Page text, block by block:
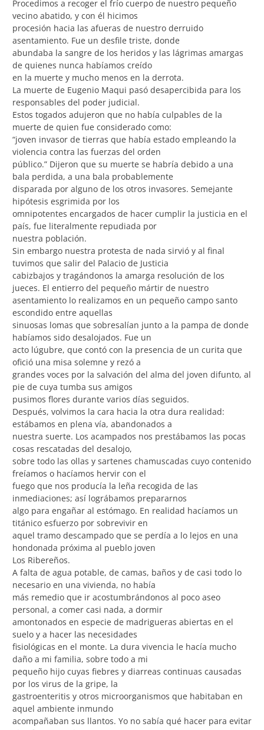
Procedimos a recoger el frío cuerpo de nuestro pequeño
vecino abatido, y con él hicimos
procesión hacia las afueras de nuestro derruido
asentamiento. Fue un desfile triste, donde
abundaba la sangre de los heridos y las lágrimas amargas
de quienes nunca habíamos creído
en la muerte y mucho menos en la derrota.
La muerte de Eugenio Maqui pasó desapercibida para los
responsables del poder judicial.
Estos togados adujeron que no había culpables de la
muerte de quien fue considerado como:
“joven invasor de tierras que había estado empleando la
violencia contra las fuerzas del orden
público.” Dijeron que su muerte se habría debido a una
bala perdida, a una bala probablemente
disparada por alguno de los otros invasores. Semejante
hipótesis esgrimida por los
omnipotentes encargados de hacer cumplir la justicia en el
país, fue literalmente repudiada por
nuestra población.
Sin embargo nuestra protesta de nada sirvió y al final
tuvimos que salir del Palacio de Justicia
cabizbajos y tragándonos la amarga resolución de los
jueces. El entierro del pequeño mártir de nuestro
asentamiento lo realizamos en un pequeño campo santo
escondido entre aquellas
sinuosas lomas que sobresalían junto a la pampa de donde
habíamos sido desalojados. Fue un
acto lúgubre, que contó con la presencia de un curita que
ofició una misa solemne y rezó a
grandes voces por la salvación del alma del joven difunto, al
pie de cuya tumba sus amigos
pusimos flores durante varios días seguidos.
Después, volvimos la cara hacia la otra dura realidad:
estábamos en plena vía, abandonados a
nuestra suerte. Los acampados nos prestábamos las pocas
cosas rescatadas del desalojo,
sobre todo las ollas y sartenes chamuscadas cuyo contenido
freíamos o hacíamos hervir con el
fuego que nos producía la leña recogida de las
inmediaciones; así lográbamos prepararnos
algo para engañar al estómago. En realidad hacíamos un
titánico esfuerzo por sobrevivir en
aquel tramo descampado que se perdía a lo lejos en una
hondonada próxima al pueblo joven
Los Ribereños.
A falta de agua potable, de camas, baños y de casi todo lo
necesario en una vivienda, no había
más remedio que ir acostumbrándonos al poco aseo
personal, a comer casi nada, a dormir
amontonados en especie de madrigueras abiertas en el
suelo y a hacer las necesidades
fisiológicas en el monte. La dura vivencia le hacía mucho
daño a mi familia, sobre todo a mi
pequeño hijo cuyas fiebres y diarreas continuas causadas
por los virus de la gripe, la
gastroenteritis y otros microorganismos que habitaban en
aquel ambiente inmundo
acompañaban sus llantos. Yo no sabía qué hacer para evitar